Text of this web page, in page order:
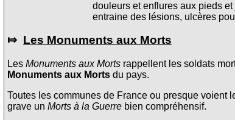
douleurs et enflures aux pieds
entraine des lésions, ulcères
⤇ Les Monuments aux Morts
Les Monuments aux Morts rappellent les soldats
Monuments aux Morts du pays.
Toutes les communes de France ou presque voient
grave un Morts à la Guerre bien compréhensif.